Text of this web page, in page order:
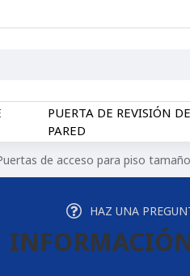
PUERTA DE REVISIÓN DE
PARED
de acceso para piso
HAZ UNA